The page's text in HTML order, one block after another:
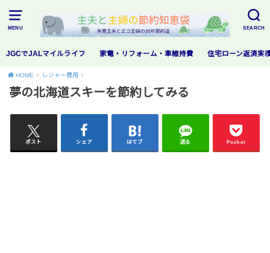
MENU SEARCH
JGCでJALマイルライフ 家電・リフォーム・車維持費 住宅ローン返済実
HOME レジャー費用
夢の北海道スキーを節約してみる
ポスト シェア はてブ 送る Pocket